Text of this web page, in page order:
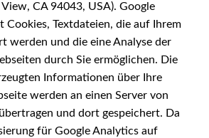
CA 94043, USA). Google
Cookies, Textdateien, die auf Ihrem
werden und die eine Analyse der
durch Sie ermöglichen. Die
Informationen über Ihre
werden an einen Server von
und dort gespeichert. Da
für Google Analytics auf